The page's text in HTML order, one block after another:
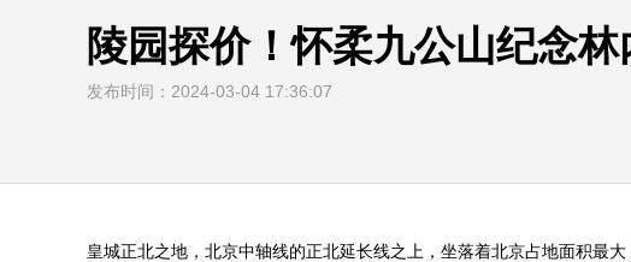
陵园探价！怀柔九公山纪念
发布时间：2024-03-04 17:36:07
皇城正北之地，北京中轴线的正北延长线之上，坐落着北京占地面积最